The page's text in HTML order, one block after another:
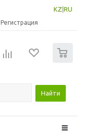
KZ RU
Регистрация
Найти